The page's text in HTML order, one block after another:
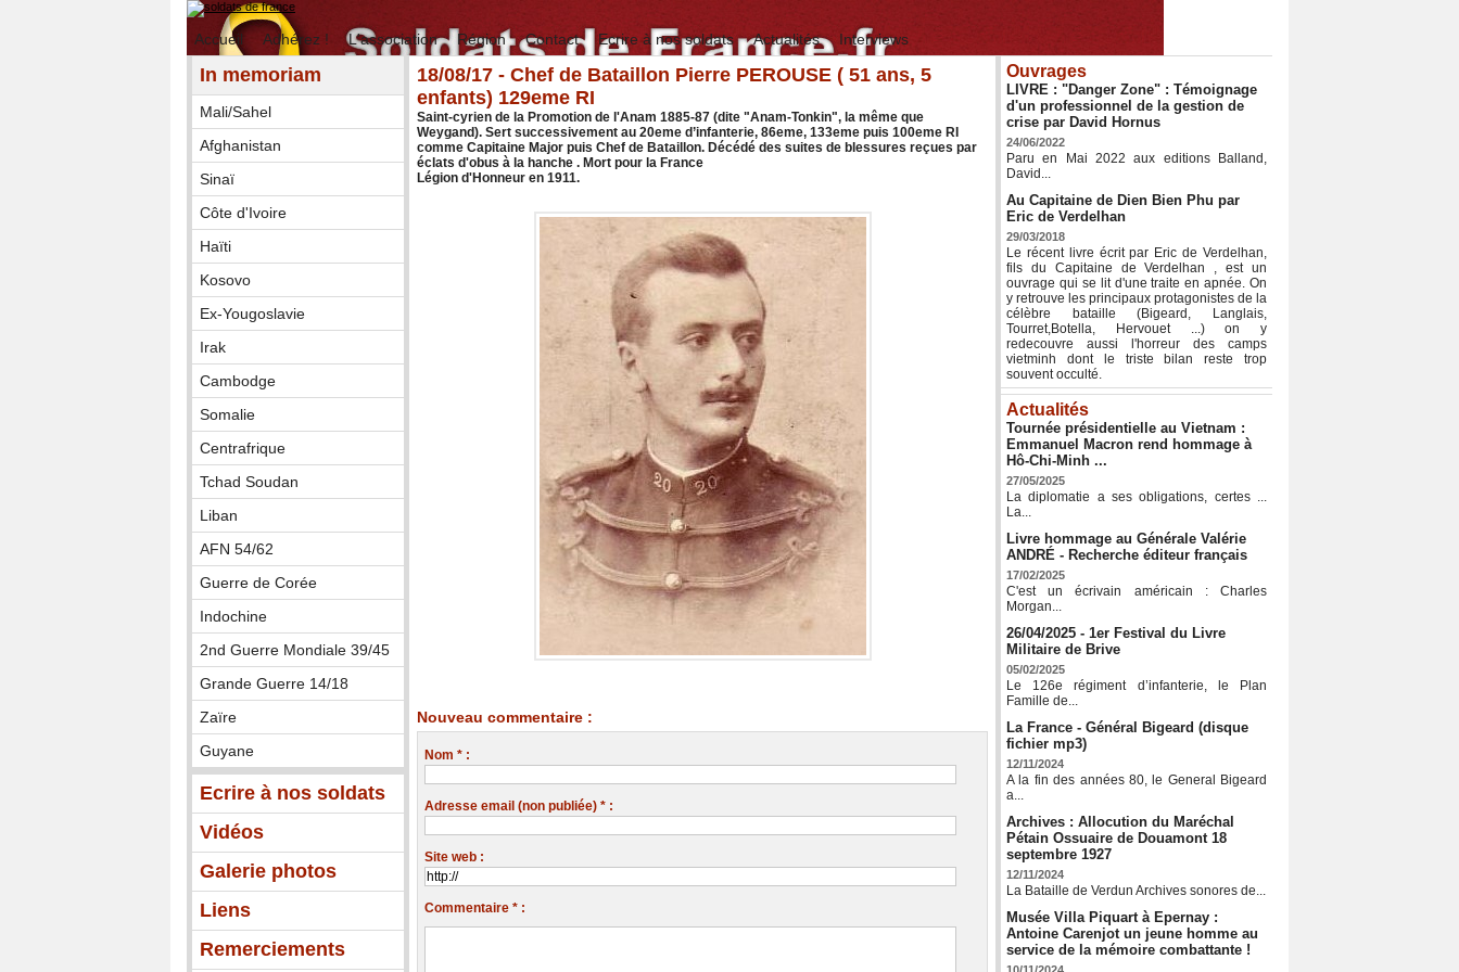
Accueil Adhérez ! L'association Région Contact Ecrire à nos soldats Actualités Interviews
In memoriam
Mali/Sahel
Afghanistan
Sinaï
Côte d'Ivoire
Haïti
Kosovo
Ex-Yougoslavie
Irak
Cambodge
Somalie
Centrafrique
Tchad Soudan
Liban
AFN 54/62
Guerre de Corée
Indochine
2nd Guerre Mondiale 39/45
Grande Guerre 14/18
Zaïre
Guyane
Ecrire à nos soldats
Vidéos
Galerie photos
Liens
Remerciements
18/08/17 - Chef de Bataillon Pierre PEROUSE ( 51 ans, 5
enfants) 129eme RI
Saint-cyrien de la Promotion de l'Anam 1885-87 (dite "Anam-Tonkin", la même que
Weygand). Sert successivement au 20eme d’infanterie, 86eme, 133eme puis 100eme RI
comme Capitaine Major puis Chef de Bataillon. Décédé des suites de blessures reçues par
éclats d'obus à la hanche . Mort pour la France
Légion d'Honneur en 1911.
Nouveau commentaire :
Nom * :
Adresse email (non publiée) * :
Site web :
Commentaire * :
Ouvrages
LIVRE : "Danger Zone" : Témoignage
d'un professionnel de la gestion de
crise par David Hornus
24/06/2022
Paru en Mai 2022 aux editions Balland,
David...
Au Capitaine de Dien Bien Phu par
Eric de Verdelhan
29/03/2018
Le récent livre écrit par Eric de Verdelhan,
fils du Capitaine de Verdelhan , est un
ouvrage qui se lit d'une traite en apnée. On
y retrouve les principaux protagonistes de la
célèbre bataille (Bigeard, Langlais,
Tourret,Botella, Hervouet ...) on y
redecouvre aussi l'horreur des camps
vietminh dont le triste bilan reste trop
souvent occulté.
Actualités
Tournée présidentielle au Vietnam :
Emmanuel Macron rend hommage à
Hô-Chi-Minh ...
27/05/2025
La diplomatie a ses obligations, certes ...
La...
Livre hommage au Générale Valérie
ANDRÉ - Recherche éditeur français
17/02/2025
C'est un écrivain américain : Charles
Morgan...
26/04/2025 - 1er Festival du Livre
Militaire de Brive
05/02/2025
Le 126e régiment d’infanterie, le Plan
Famille de...
La France - Général Bigeard (disque
fichier mp3)
12/11/2024
A la fin des années 80, le General Bigeard
a...
Archives : Allocution du Maréchal
Pétain Ossuaire de Douamont 18
septembre 1927
12/11/2024
La Bataille de Verdun Archives sonores de...
Musée Villa Piquart à Epernay :
Antoine Carenjot un jeune homme au
service de la mémoire combattante !